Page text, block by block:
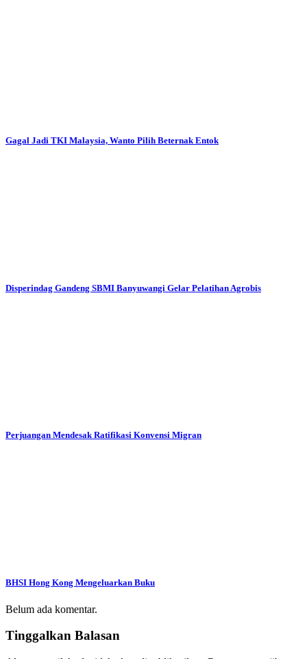
Gagal Jadi TKI Malaysia, Wanto Pilih Beternak Entok
Disperindag Gandeng SBMI Banyuwangi Gelar Pelatihan Agrobis
Perjuangan Mendesak Ratifikasi Konvensi Migran
BHSI Hong Kong Mengeluarkan Buku
Belum ada komentar.
Tinggalkan Balasan